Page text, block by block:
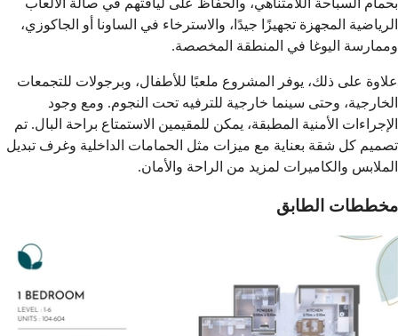
الرياضية المجهزة تجهيزًا جيدًا، والاسترخاء في الساونا أو الجاكوزي،
وممارسة اليوغا في المنطقة المخصصة.
علاوة على ذلك، يوفر المشروع ملعبًا للأطفال، وبرجولات للتجمعات
الخارجية، وحتى سينما خارجية للترفيه تحت النجوم. ومع وجود
الإجراءات الأمنية المطبقة، يمكن للمقيمين الاستمتاع براحة البال. تم
تصميم كل شقة بعناية مع ميزات مثل الحمامات الداخلية وغرف تبديل
الملابس والكاميرات لمزيد من الراحة والأمان.
مخططات الطابق